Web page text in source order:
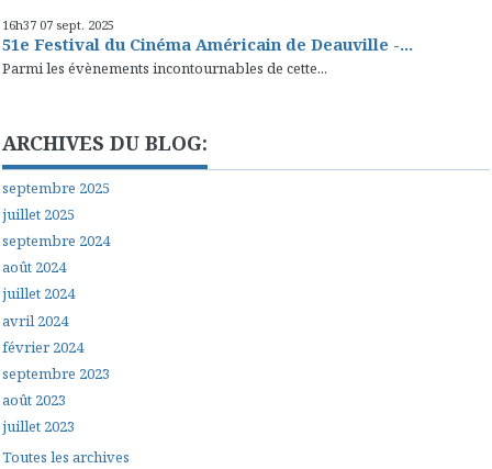
16h37 07 sept. 2025
51e Festival du Cinéma Américain de Deauville -...
Parmi les évènements incontournables de cette...
ARCHIVES DU BLOG:
septembre 2025
juillet 2025
septembre 2024
août 2024
juillet 2024
avril 2024
février 2024
septembre 2023
août 2023
juillet 2023
Toutes les archives